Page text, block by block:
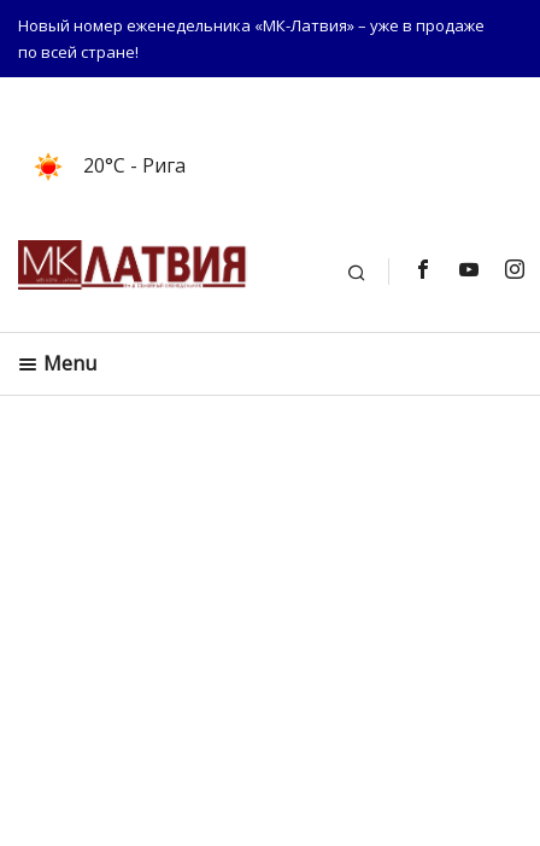
Новый номер еженедельника «МК-Латвия» – уже в продаже
по всей стране!
20°C - Рига
Поиск
Menu